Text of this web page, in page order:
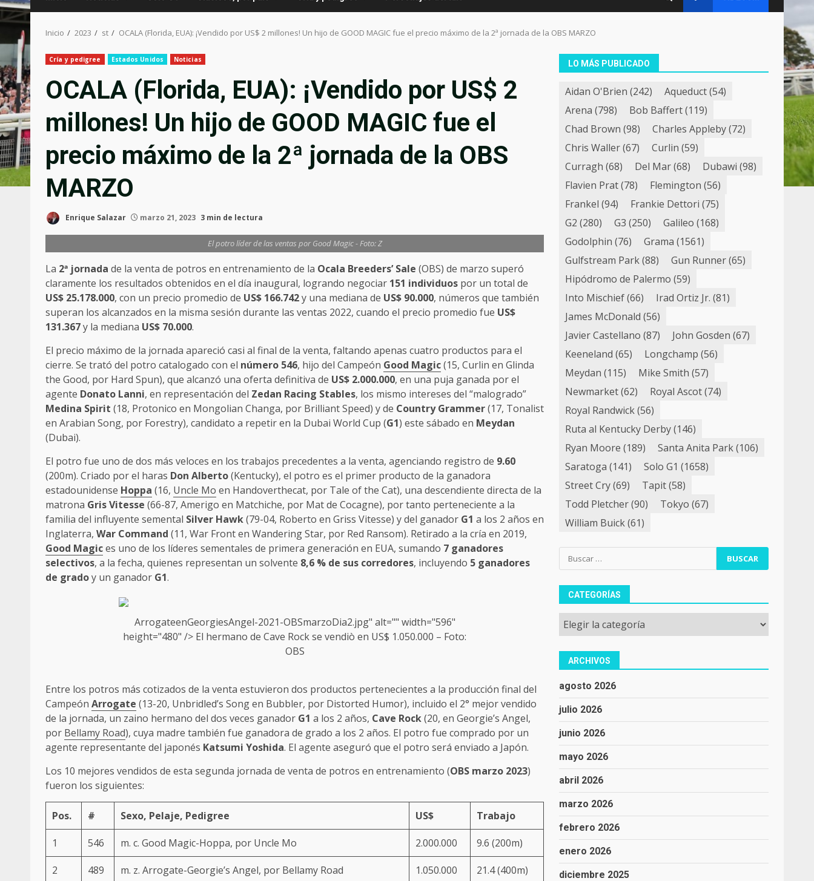
Inicio 2023 st OCALA (Florida, EUA): ¡Vendido por US$ 2 millones! Un hijo de GOOD MAGIC fue el precio máximo de la 2ª jornada de la OBS MARZO
Cría y pedigree Estados Unidos Noticias
OCALA (Florida, EUA): ¡Vendido por US$ 2
millones! Un hijo de GOOD MAGIC fue el
precio máximo de la 2ª jornada de la OBS
MARZO
Enrique Salazar marzo 21, 2023 3 min de lectura
El potro líder de las ventas por Good Magic - Foto: Z
La 2ª jornada de la venta de potros en entrenamiento de la Ocala Breeders’ Sale (OBS) de marzo superó
claramente los resultados obtenidos en el día inaugural, logrando negociar 151 individuos por un total de
US$ 25.178.000, con un precio promedio de US$ 166.742y una mediana de US$ 90.000, números que también
superan los alcanzados en la misma sesión durante las ventas 2022, cuando el precio promedio fue US$
131.367y la mediana US$ 70.000.
El precio máximo de la jornada apareció casi al final de la venta, faltando apenas cuatro productos para el
cierre. Se trató del potro catalogado con el número 546, hijo del Campeón Good Magic(15, Curlin en Glinda
the Good, por Hard Spun), que alcanzó una oferta definitiva de US$ 2.000.000, en una puja ganada por el
agente Donato Lanni, en representación del Zedan Racing Stables, los mismo intereses del “malogrado”
Medina Spirit (18, Protonico en Mongolian Changa, por Brilliant Speed) y de Country Grammer(17, Tonalist
en Arabian Song, por Forestry), candidato a repetir en la Dubai World Cup (G1) este sábado en Meydan
(Dubai).
El potro fue uno de dos más veloces en los trabajos precedentes a la venta, agenciando registro de 9.60
(200m). Criado por el haras Don Alberto(Kentucky), el potro es el primer producto de la ganadora
estadounidense Hoppa (16, Uncle Mo en Handoverthecat, por Tale of the Cat), una descendiente directa de la
matrona Gris Vitesse (66-87, Amerigo en Matchiche, por Mat de Cocagne), por tanto perteneciente a la
familia del influyente semental Silver Hawk(79-04, Roberto en Griss Vitesse) y del ganador G1 a los 2 años en
Inglaterra, War Command (11, War Front en Wandering Star, por Red Ransom). Retirado a la cría en 2019,
Good Magices uno de los líderes sementales de primera generación en EUA, sumando 7 ganadores
selectivos, a la fecha, quienes representan un solvente 8,6 % de sus corredores, incluyendo 5 ganadores
de gradoy un ganador G1.
ArrogateenGeorgiesAngel-2021-OBSmarzoDia2.jpg" alt="" width="596"
height="480" /> El hermano de Cave Rock se vendiò en US$ 1.050.000 – Foto:
OBS
Entre los potros más cotizados de la venta estuvieron dos productos pertenecientes a la producción final del
Campeón Arrogate (13-20, Unbridled’s Song en Bubbler, por Distorted Humor), incluido el 2° mejor vendido
de la jornada, un zaino hermano del dos veces ganador G1 a los 2 años, Cave Rock(20, en Georgie’s Angel,
por Bellamy Road), cuya madre también fue ganadora de grado a los 2 años. El potro fue comprado por un
agente representante del japonés Katsumi Yoshida. El agente aseguró que el potro será enviado a Japón.
Los 10 mejores vendidos de esta segunda jornada de venta de potros en entrenamiento (OBS marzo 2023)
fueron los siguientes:
Pos. # Sexo, Pelaje, Pedigree US$ Trabajo
1 546 m. c. Good Magic-Hoppa, por Uncle Mo 2.000.000 9.6 (200m)
2 489 m. z. Arrogate-Georgie’s Angel, por Bellamy Road 1.050.000 21.4 (400m)
LO MÁS PUBLICADO
Aidan O'Brien (242) Aqueduct(54)
Arena (798) Bob Baffert(119)
Chad Brown (98) Charles Appleby(72)
Chris Waller(67) Curlin (59)
Curragh (68) Del Mar(68) Dubawi (98)
Flavien Prat(78) Flemington (56)
Frankel (94) Frankie Dettori (75)
G2 (280) G3 (250) Galileo (168)
Godolphin (76) Grama (1561)
Gulfstream Park(88) Gun Runner(65)
Hipódromo de Palermo (59)
Into Mischief(66) Irad Ortiz Jr. (81)
James McDonald (56)
Javier Castellano (87) John Gosden (67)
Keeneland (65) Longchamp (56)
Meydan (115) Mike Smith (57)
Newmarket(62) Royal Ascot(74)
Royal Randwick(56)
Ruta al Kentucky Derby(146)
Ryan Moore (189) Santa Anita Park(106)
Saratoga (141) Solo G1 (1658)
Street Cry(69) Tapit(58)
Todd Pletcher(90) Tokyo (67)
William Buick(61)
Buscar:
CATEGORÍAS
Categorías
ARCHIVOS
agosto 2026
julio 2026
junio 2026
mayo 2026
abril 2026
marzo 2026
febrero 2026
enero 2026
diciembre 2025